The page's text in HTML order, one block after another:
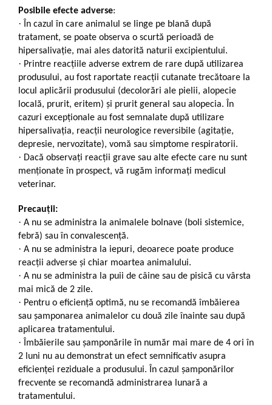
Posibile efecte adverse:
· În cazul în care animalul se linge pe blană după
tratament, se poate observa o scurtă perioadă de
hipersalivaţie, mai ales datorită naturii excipientului.
· Printre reacţiile adverse extrem de rare după utilizarea
produsului, au fost raportate reacţii cutanate trecătoare la
locul aplicării produsului (decolorări ale pielii, alopecie
locală, prurit, eritem) şi prurit general sau alopecia. În
cazuri excepţionale au fost semnalate după utilizare
hipersalivaţia, reacţii neurologice reversibile (agitaţie,
depresie, nervozitate), vomă sau simptome respiratorii.
· Dacă observaţi reacţii grave sau alte efecte care nu sunt
menţionate în prospect, vă rugăm informaţi medicul
veterinar.
Precauții:
· A nu se administra la animalele bolnave (boli sistemice,
febră) sau în convalescenţă.
· A nu se administra la iepuri, deoarece poate produce
reacţii adverse şi chiar moartea animalului.
· A nu se administra la puii de câine sau de pisică cu vârsta
mai mică de 2 zile.
· Pentru o eficienţă optimă, nu se recomandă îmbăierea
sau şamponarea animalelor cu două zile înainte sau după
aplicarea tratamentului.
· Îmbăierile sau şamponările în număr mai mare de 4 ori în
2 luni nu au demonstrat un efect semnificativ asupra
eficienţei reziduale a produsului. În cazul şamponărilor
frecvente se recomandă administrarea lunară a
tratamentului.